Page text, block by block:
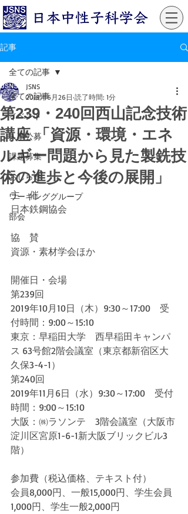
記事
全ての記事
イベント
人事公募
課題募集
おしらせ
ワーキンググループ
部会
全ての記事
第239・240回西山記念技術
講座 「資源・環境・エネ
ルギー問題から見た製銑技
術の進歩と今後の展開」
JSNS
2019年6月26日 読了時間: 1分
主　催
日本鉄鋼協会
協　賛
資源・素材学会ほか
開催日・会場
第239回
2019年10月10日（木）9:30～17:00　受
付時間：9:00～15:10
東京：早稲田大学　西早稲田キャンパ
ス 63号館2階会議室（東京都新宿区大
久保3-4-1）
第240回
2019年11月6日（水）9:30～17:00　受付
時間：9:00～15:10
大阪：㈱ラソンテ　3階会議室（大阪市
淀川区宮原1-6-1新大阪ブリックビル3
階）
参加費（税込価格、テキスト付）
会員8,000円、一般15,000円、学生会員
1,000円、学生一般2,000円